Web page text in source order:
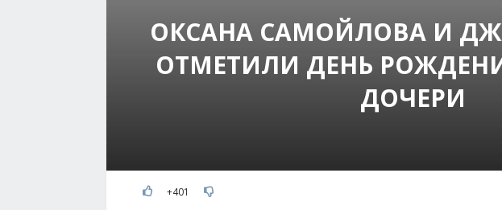
ОКСАНА САМОЙЛОВА И
ОТМЕТИЛИ ДЕНЬ
ДОЧЕРИ
+401